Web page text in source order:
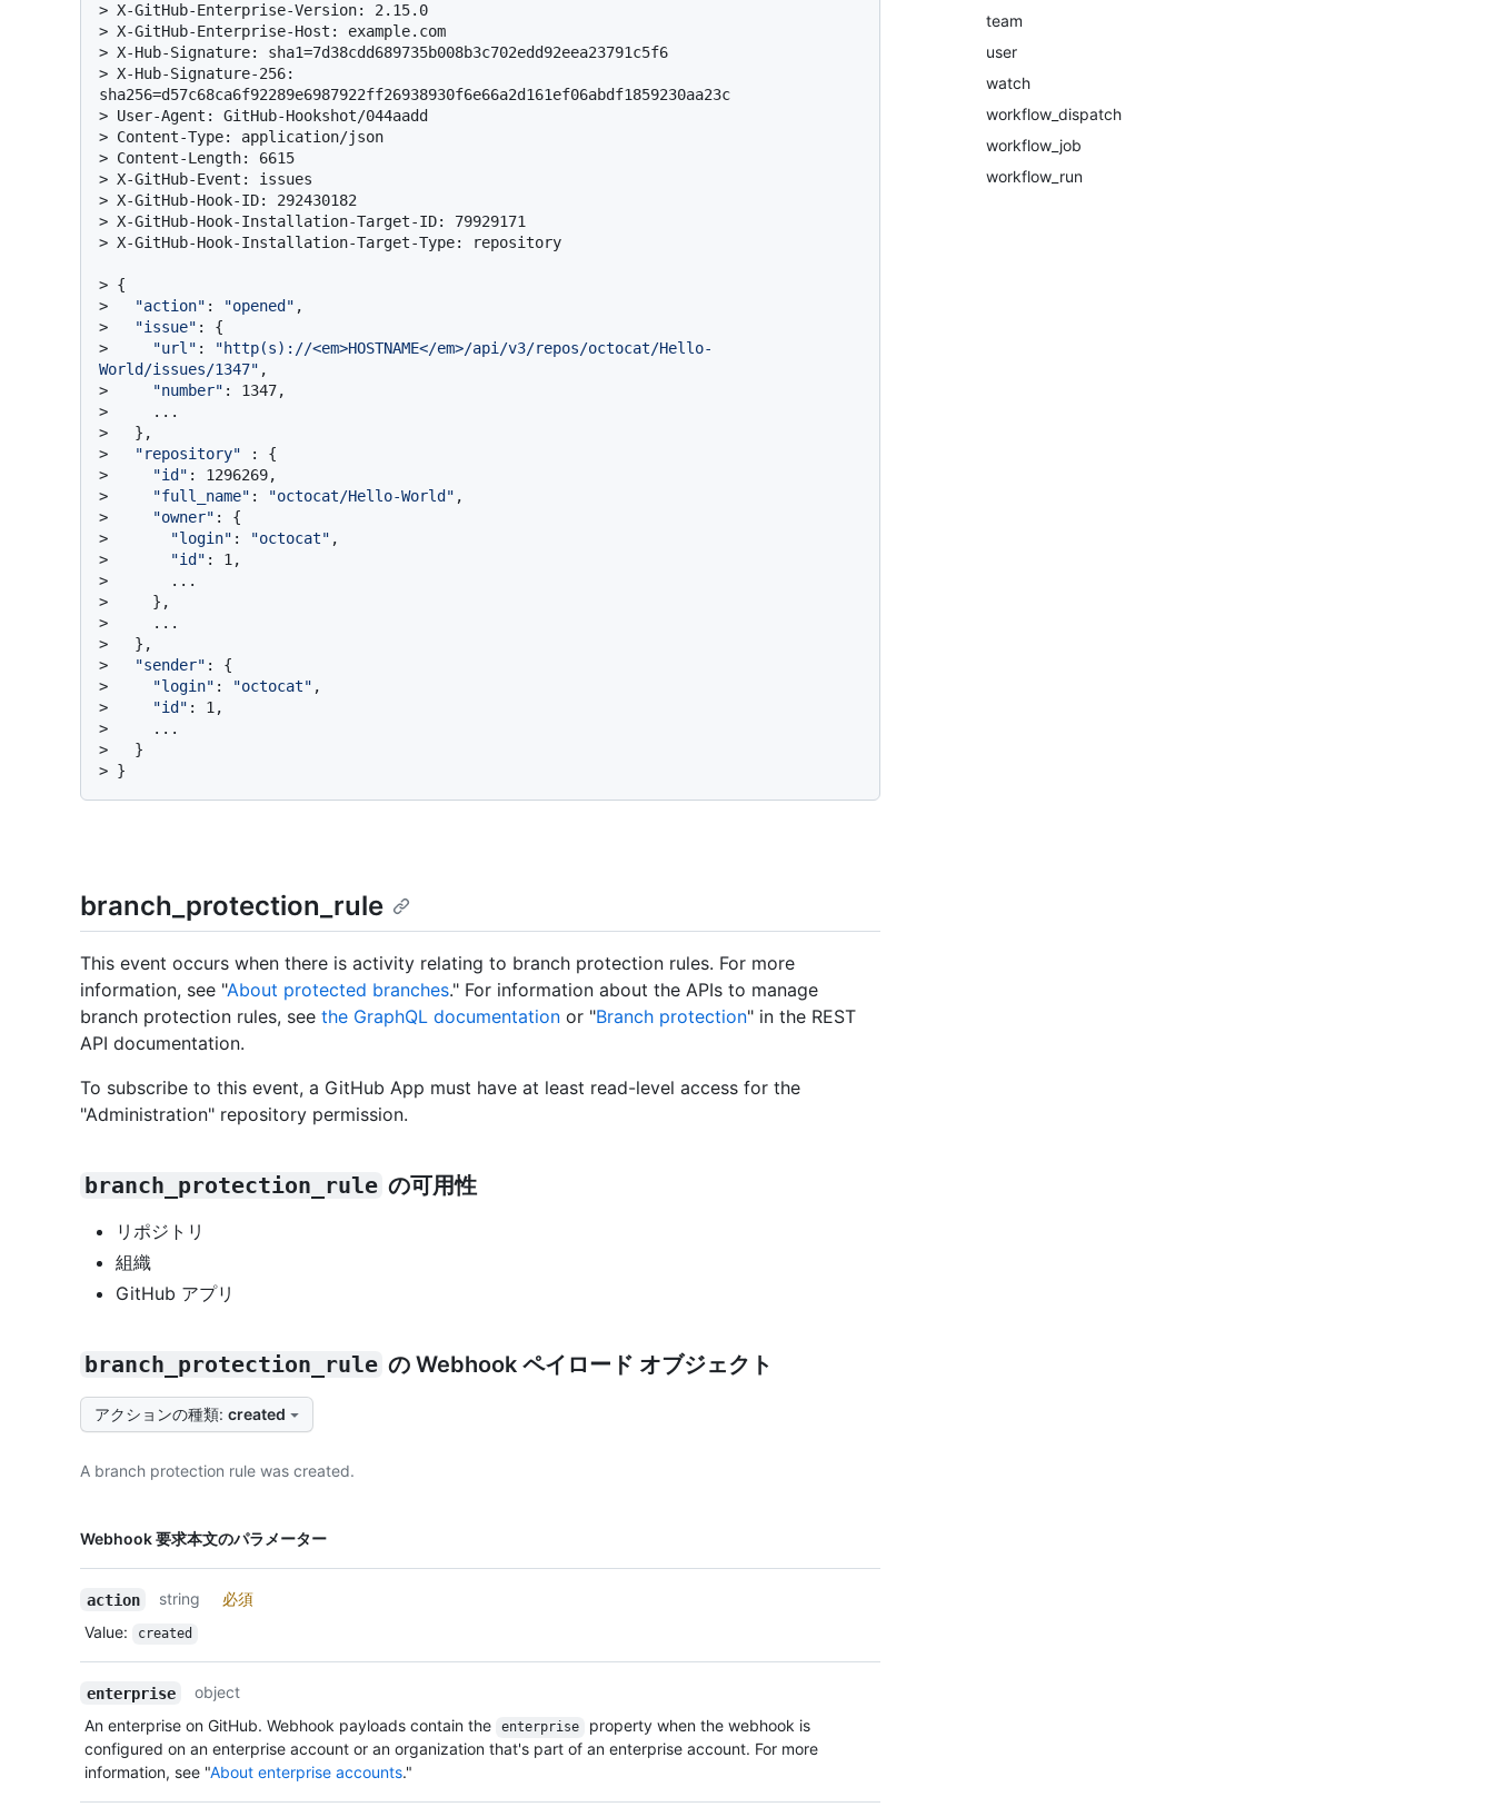
team
user
watch
workflow_dispatch
workflow_job
workflow_run
> X-GitHub-Enterprise-Version: 2.15.0
> X-GitHub-Enterprise-Host: example.com
> X-Hub-Signature: sha1=7d38cdd689735b008b3c702edd92eea23791c5f6
> X-Hub-Signature-256:
sha256=d57c68ca6f92289e6987922ff26938930f6e66a2d161ef06abdf1859230aa23c
> User-Agent: GitHub-Hookshot/044aadd
> Content-Type: application/json
> Content-Length: 6615
> X-GitHub-Event: issues
> X-GitHub-Hook-ID: 292430182
> X-GitHub-Hook-Installation-Target-ID: 79929171
> X-GitHub-Hook-Installation-Target-Type: repository
> {
>
"action" : "opened" ,
>
"issue" : {
>
"url" :
"http(s)://<em>HOSTNAME</em>/api/v3/repos/octocat/Hello-
World/issues/1347" ,
>
"number" : 1347,
>
    ...
>
  },
>
"repository" : {
>
"id" : 1296269,
>
"full_name" : "octocat/Hello-World" ,
>
"owner" : {
>
"login" : "octocat" ,
>
"id" : 1,
>
      ...
>
    },
>
    ...
>
  },
>
"sender" : {
>
"login" : "octocat" ,
>
"id" : 1,
>
    ...
>
  }
> }
branch_protection_rule
This event occurs when there is activity relating to branch protection rules. For more
information, see "About protected branches." For information about the APIs to manage
branch protection rules, see the GraphQL documentation or "Branch protection" in the REST
API documentation.
To subscribe to this event, a GitHub App must have at least read-level access for the
"Administration" repository permission.
branch_protection_rule の可用性
リポジトリ
組織
GitHub アプリ
branch_protection_rule の Webhook ペイロード オブジェクト
アクションの種類: created
A branch protection rule was created.
Webhook 要求本文のパラメーター
名前,
action string
必須
Value: created
enterprise
object
An enterprise on GitHub. Webhook payloads contain the
enterprise
property when the webhook is
configured on an enterprise account or an organization that's part of an enterprise account. For more
information, see "About enterprise accounts."